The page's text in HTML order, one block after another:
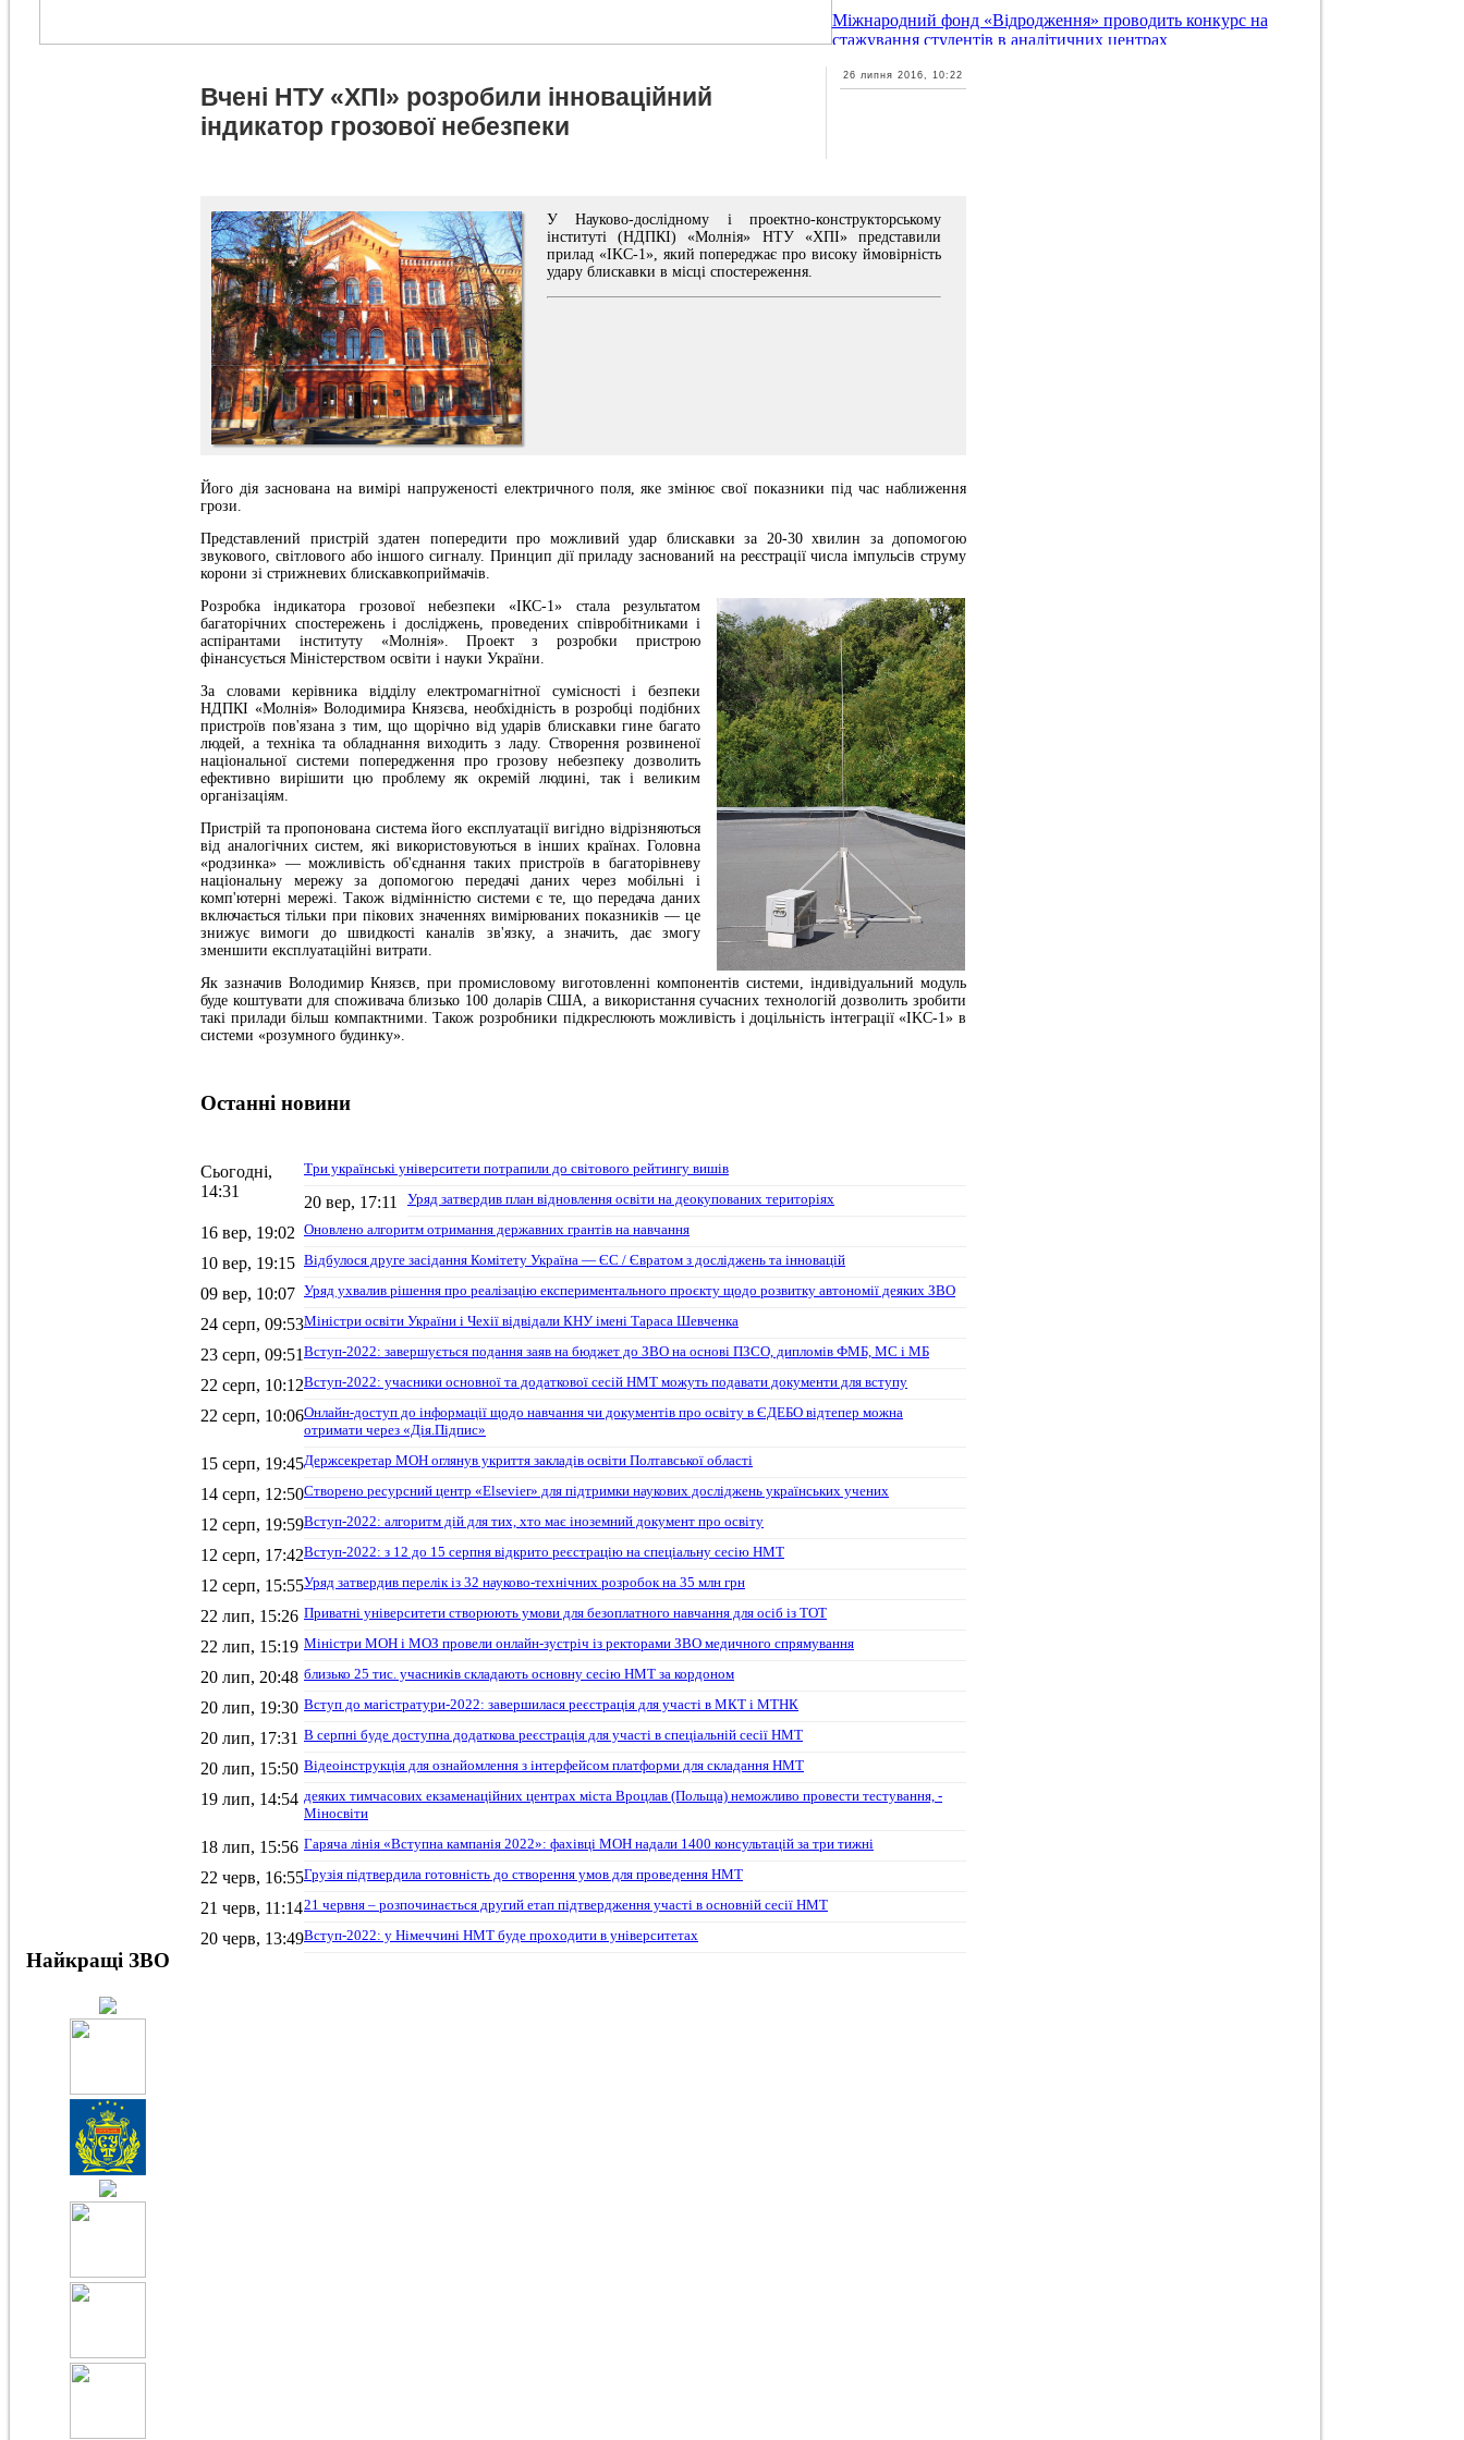
Міжнародний фонд «Відродження» проводить конкурс на
стажування студентів в аналітичних центрах
26 липня 2016, 10:22
Вчені НТУ «ХПІ» розробили інноваційний
індикатор грозової небезпеки
У Науково-дослідному і проектно-конструкторському
інституті (НДПКІ) «Молнія» НТУ «ХПІ» представили
прилад «IKC-1», який попереджає про високу ймовірність
удару блискавки в місці спостереження.
Його дія заснована на вимірі напруженості електричного поля, яке змінює свої показники під час наближення
грози.
Представлений пристрій здатен попередити про можливий удар блискавки за 20-30 хвилин за допомогою
звукового, світлового або іншого сигналу. Принцип дії приладу заснований на реєстрації числа імпульсів струму
корони зі стрижневих блискавкоприймачів.
Розробка індикатора грозової небезпеки «ІКС-1» стала результатом
багаторічних спостережень і досліджень, проведених співробітниками і
аспірантами інституту «Молнія». Проект з розробки пристрою
фінансується Міністерством освіти і науки України.
За словами керівника відділу електромагнітної сумісності і безпеки
НДПКІ «Молнія» Володимира Князєва, необхідність в розробці подібних
пристроїв пов'язана з тим, що щорічно від ударів блискавки гине багато
людей, а техніка та обладнання виходить з ладу. Створення розвиненої
національної системи попередження про грозову небезпеку дозволить
ефективно вирішити цю проблему як окремій людині, так і великим
організаціям.
Пристрій та пропонована система його експлуатації вигідно відрізняються
від аналогічних систем, які використовуються в інших країнах. Головна
«родзинка» — можливість об'єднання таких пристроїв в багаторівневу
національну мережу за допомогою передачі даних через мобільні і
комп'ютерні мережі. Також відмінністю системи є те, що передача даних
включається тільки при пікових значеннях вимірюваних показників — це
знижує вимоги до швидкості каналів зв'язку, а значить, дає змогу
зменшити експлуатаційні витрати.
Як зазначив Володимир Князєв, при промисловому виготовленні компонентів системи, індивідуальний модуль
буде коштувати для споживача близько 100 доларів США, а використання сучасних технологій дозволить зробити
такі прилади більш компактними. Також розробники підкреслюють можливість і доцільність інтеграції «IKC-1» в
системи «розумного будинку».
Останні новини
Сьогодні,
14:31
Три українські університети потрапили до світового рейтингу вишів
20 вер, 17:11 Уряд затвердив план відновлення освіти на деокупованих територіях
16 вер, 19:02 Оновлено алгоритм отримання державних грантів на навчання
10 вер, 19:15 Відбулося друге засідання Комітету Україна — ЄС / Євратом з досліджень та інновацій
09 вер, 10:07 Уряд ухвалив рішення про реалізацію експериментального проєкту щодо розвитку автономії деяких ЗВО
24 серп, 09:53Міністри освіти України і Чехії відвідали КНУ імені Тараса Шевченка
23 серп, 09:51 Вступ-2022: завершується подання заяв на бюджет до ЗВО на основі ПЗСО, дипломів ФМБ, МС і МБ
22 серп, 10:12Вступ-2022: учасники основної та додаткової сесій НМТ можуть подавати документи для вступу
22 серп, 10:06Онлайн-доступ до інформації щодо навчання чи документів про освіту в ЄДЕБО відтепер можна
отримати через «Дія.Підпис»
15 серп, 19:45Держсекретар МОН оглянув укриття закладів освіти Полтавської області
14 серп, 12:50Створено ресурсний центр «Elsevier» для підтримки наукових досліджень українських учених
12 серп, 19:59Вступ-2022: алгоритм дій для тих, хто має іноземний документ про освіту
12 серп, 17:42Вступ-2022: з 12 до 15 серпня відкрито реєстрацію на спеціальну сесію НМТ
12 серп, 15:55Уряд затвердив перелік із 32 науково-технічних розробок на 35 млн грн
22 лип, 15:26 Приватні університети створюють умови для безоплатного навчання для осіб із ТОТ
22 лип, 15:19 Міністри МОН і МОЗ провели онлайн-зустріч із ректорами ЗВО медичного спрямування
20 лип, 20:48 близько 25 тис. учасників складають основну сесію НМТ за кордоном
20 лип, 19:30 Вступ до магістратури-2022: завершилася реєстрація для участі в МКТ і МТНК
20 лип, 17:31 В серпні буде доступна додаткова реєстрація для участі в спеціальній сесії НМТ
20 лип, 15:50 Відеоінструкція для ознайомлення з інтерфейсом платформи для складання НМТ
19 лип, 14:54 деяких тимчасових екзаменаційних центрах міста Вроцлав (Польща) неможливо провести тестування, -
Міносвіти
18 лип, 15:56 Гаряча лінія «Вступна кампанія 2022»: фахівці МОН надали 1400 консультацій за три тижні
22 черв, 16:55Грузія підтвердила готовність до створення умов для проведення НМТ
21 черв, 11:1421 червня – розпочинається другий етап підтвердження участі в основній сесії НМТ
20 черв, 13:49Вступ-2022: у Німеччині НМТ буде проходити в університетах
Найкращі ЗВО